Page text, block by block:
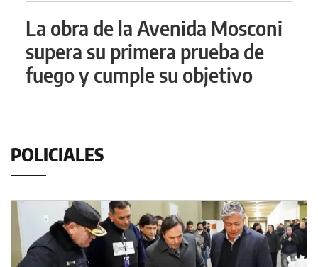
La obra de la Avenida Mosconi
supera su primera prueba de
fuego y cumple su objetivo
POLICIALES